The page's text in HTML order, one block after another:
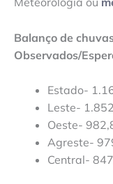
Balanço de
Observados/
Estado-
Leste-
Oeste-
Agreste-
Central-